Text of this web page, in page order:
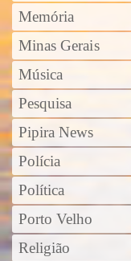
Memória
Minas Gerais
Música
Pesquisa
Pipira News
Polícia
Política
Porto Velho
Religião